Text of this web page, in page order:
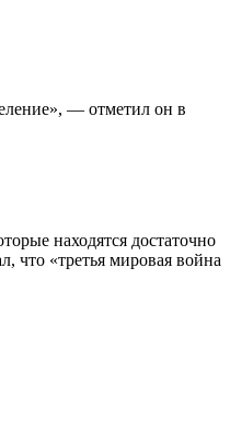
— отметил он в
находятся достаточно
что «третья мировая война